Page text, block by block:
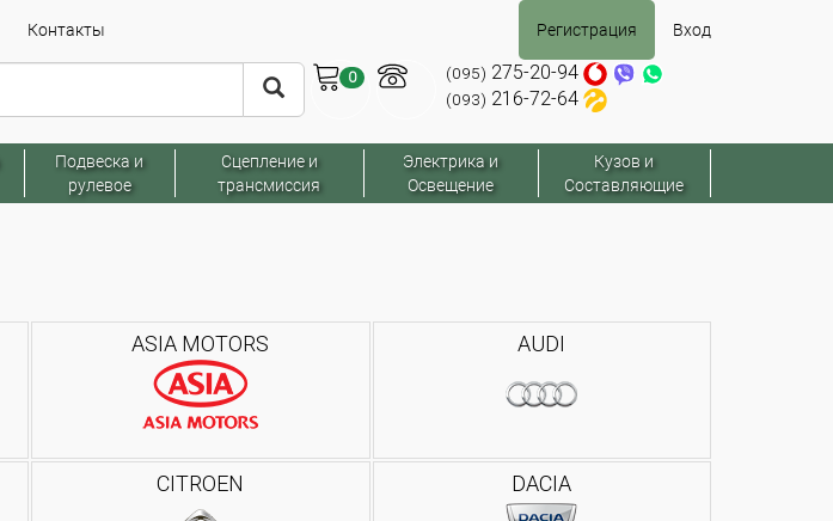
Контакты Регистрация Вход
0 (095) 275-20-94
(093) 216-72-64
Подвеска и
рулевое
Сцепление и
трансмиссия
Электрика и
Освещение
Кузов и
Составляющие
ASIA MOTORS AUDI
CITROEN DACIA